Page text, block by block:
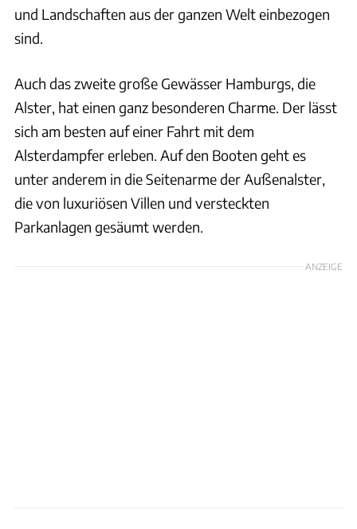
und Landschaften aus der ganzen Welt einbezogen
sind.
Auch das zweite große Gewässer Hamburgs, die
Alster, hat einen ganz besonderen Charme. Der lässt
sich am besten auf einer Fahrt mit dem
Alsterdampfer erleben. Auf den Booten geht es
unter anderem in die Seitenarme der Außenalster,
die von luxuriösen Villen und versteckten
Parkanlagen gesäumt werden.
ANZEIGE